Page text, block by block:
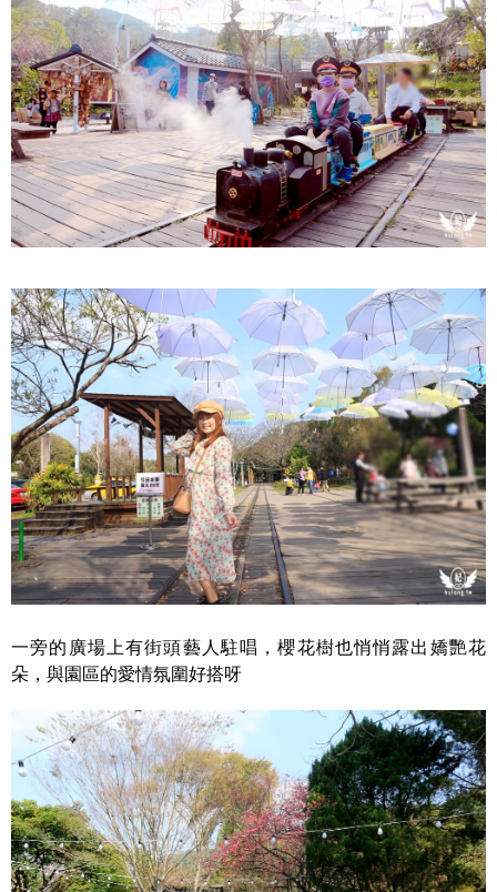
一旁的廣場上有街頭藝人駐唱，櫻花樹也悄悄露出嬌艷花
朵，與園區的愛情氛圍好搭呀